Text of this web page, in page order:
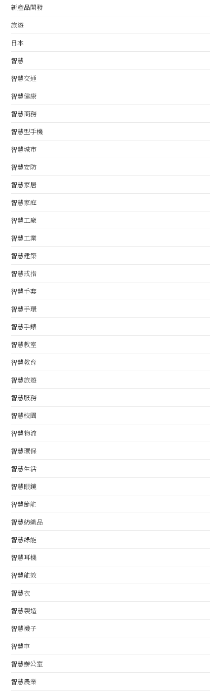
新產品開發
旅遊
日本
智慧
智慧交通
智慧健康
智慧商務
智慧型手機
智慧城市
智慧安防
智慧家居
智慧家庭
智慧工廠
智慧工業
智慧建築
智慧戒指
智慧手套
智慧手環
智慧手錶
智慧教室
智慧教育
智慧旅遊
智慧服務
智慧校園
智慧物流
智慧環保
智慧生活
智慧眼鏡
智慧節能
智慧紡織品
智慧綠能
智慧耳機
智慧能效
智慧衣
智慧製造
智慧襪子
智慧車
智慧辦公室
智慧農業